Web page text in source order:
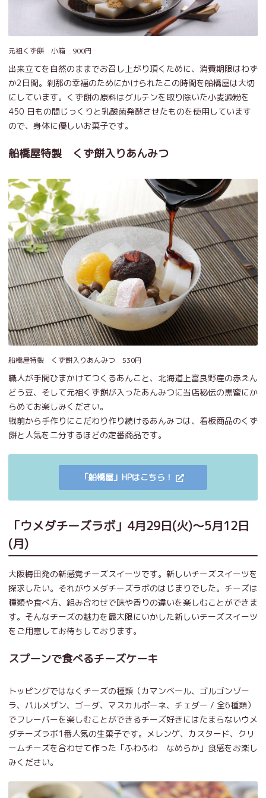
元祖くず餅 小箱 900円
出来立てを自然のままでお召し上がり頂くために、消費期限はわず
か2日間。刹那の幸福のためにかけられたこの時間を船橋屋は大切
にしています。くず餅の原料はグルテンを取り除いた小麦澱粉を
450 日もの間じっくりと乳酸菌発酵させたものを使用しています
ので、身体に優しいお菓子です。
船橋屋特製 くず餅入りあんみつ
船橋屋特製 くず餅入りあんみつ 530円
職人が手間ひまかけてつくるあんこと、北海道上富良野産の赤えん
どう豆、そして元祖くず餅が入ったあんみつに当店秘伝の黒蜜にか
らめてお楽しみください。
戦前から手作りにこだわり作り続けるあんみつは、看板商品のくず
餅と人気を二分するほどの定番商品です。
「船橋屋」HPはこちら！
「ウメダチーズラボ」4月29日(火)～5月12日
(月)
大阪梅田発の新感覚チーズスイーツです。新しいチーズスイーツを
探求したい。それがウメダチーズラボのはじまりでした。チーズは
種類や食べ方、組み合わせで味や香りの違いを楽しむことができま
す。そんなチーズの魅力を最大限にいかした新しいチーズスイーツ
をご用意してお待ちしております。
スプーンで食べるチーズケーキ
トッピングではなくチーズの種類（カマンベール、ゴルゴンゾー
ラ、パルメザン、ゴーダ、マスカルポーネ、チェダー / 全6種類）
でフレーバーを楽しむことができるチーズ好きにはたまらないウメ
ダチーズラボ1番人気の生菓子です。メレンゲ、カスタード、クリ
ームチーズを合わせて作った「ふわふわ なめらか」食感をお楽し
みください。